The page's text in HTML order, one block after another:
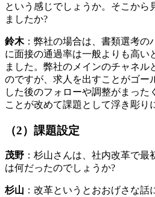
という感じでしょうか。そこから
ましたか?
鈴木：弊社の場合は、書類選考の
に面接の通過率は一般よりも高い
ました。弊社のメインのチャネル
のですが、求人を出すことがゴー
した後のフォローや調整がまった
ことが改めて課題として浮き彫り
（2）課題設定
茂野 ：杉山さんは、社内改革で
は何だったのでしょうか?
杉山 ：改革というとおおげさな話